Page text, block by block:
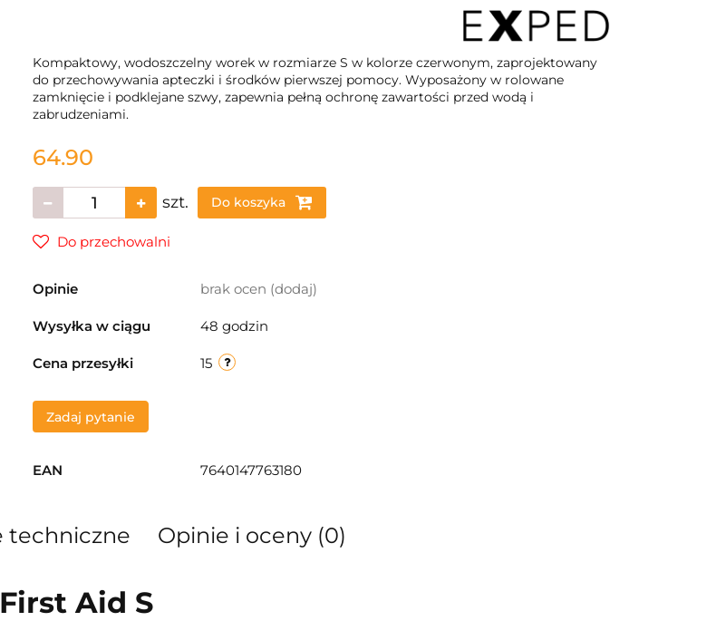
Kompaktowy, wodoszczelny worek w rozmiarze S w kolorze czerwonym, zaprojektowany
do przechowywania apteczki i środków pierwszej pomocy. Wyposażony w rolowane
zamknięcie i podklejane szwy, zapewnia pełną ochronę zawartości przed wodą i
zabrudzeniami.
64.90
szt. Do koszyka
Do przechowalni
Opinie brak ocen (dodaj)
Wysyłka w ciągu 48 godzin
Cena przesyłki 15
Zadaj pytanie
EAN 7640147763180
techniczne Opinie i oceny (0)
Aid S